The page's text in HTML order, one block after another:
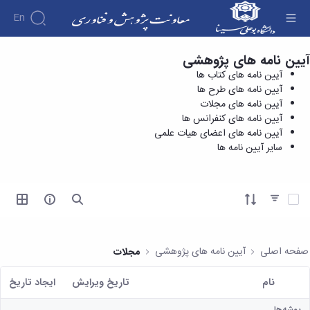
En
درباره
معاونت
درباره
معرفی
معاون
اهداف
و
قبلی
امور
پژوهشی
رئیس
کتابخانه
پژوهش
پژوهش
هفته
پژوهش
و
ها
های
تحقیقاتی
فناوری و
کارآفرینی
مدیریت
کارگروه‌ها
مدیریت‌ها
امور
پژوهشی
و
مرکز
اسناد
دفتر
کاربرگ
فرم
ها
آیین
های
آیین نامه های کنفرانس ها - معاونت پژوهش و
فناوری
آیین نامه های پژوهشی
آیین نامه های کتاب ها
آیین نامه های طرح ها
آیین نامه های مجلات
آیین نامه های کنفرانس ها
آیین نامه های اعضای هیات علمی
سایر آیین نامه ها
آیتم ها را انتخاب کنید
صفحه اصلی آیین نامه های پژوهشی مجلات
کاربر انتخاب شده
نام تاریخ ویرایش ايجاد تاريخ